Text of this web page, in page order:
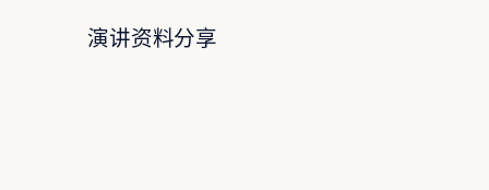
演讲资料分享